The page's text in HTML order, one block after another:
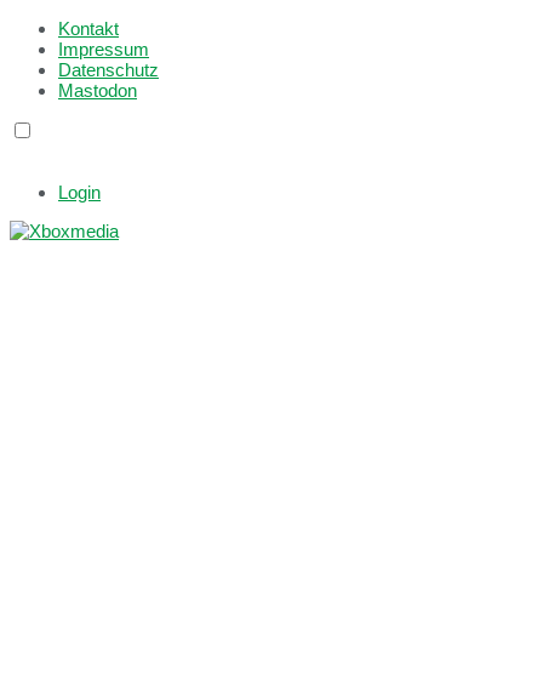
Kontakt
Impressum
Datenschutz
Mastodon
Login